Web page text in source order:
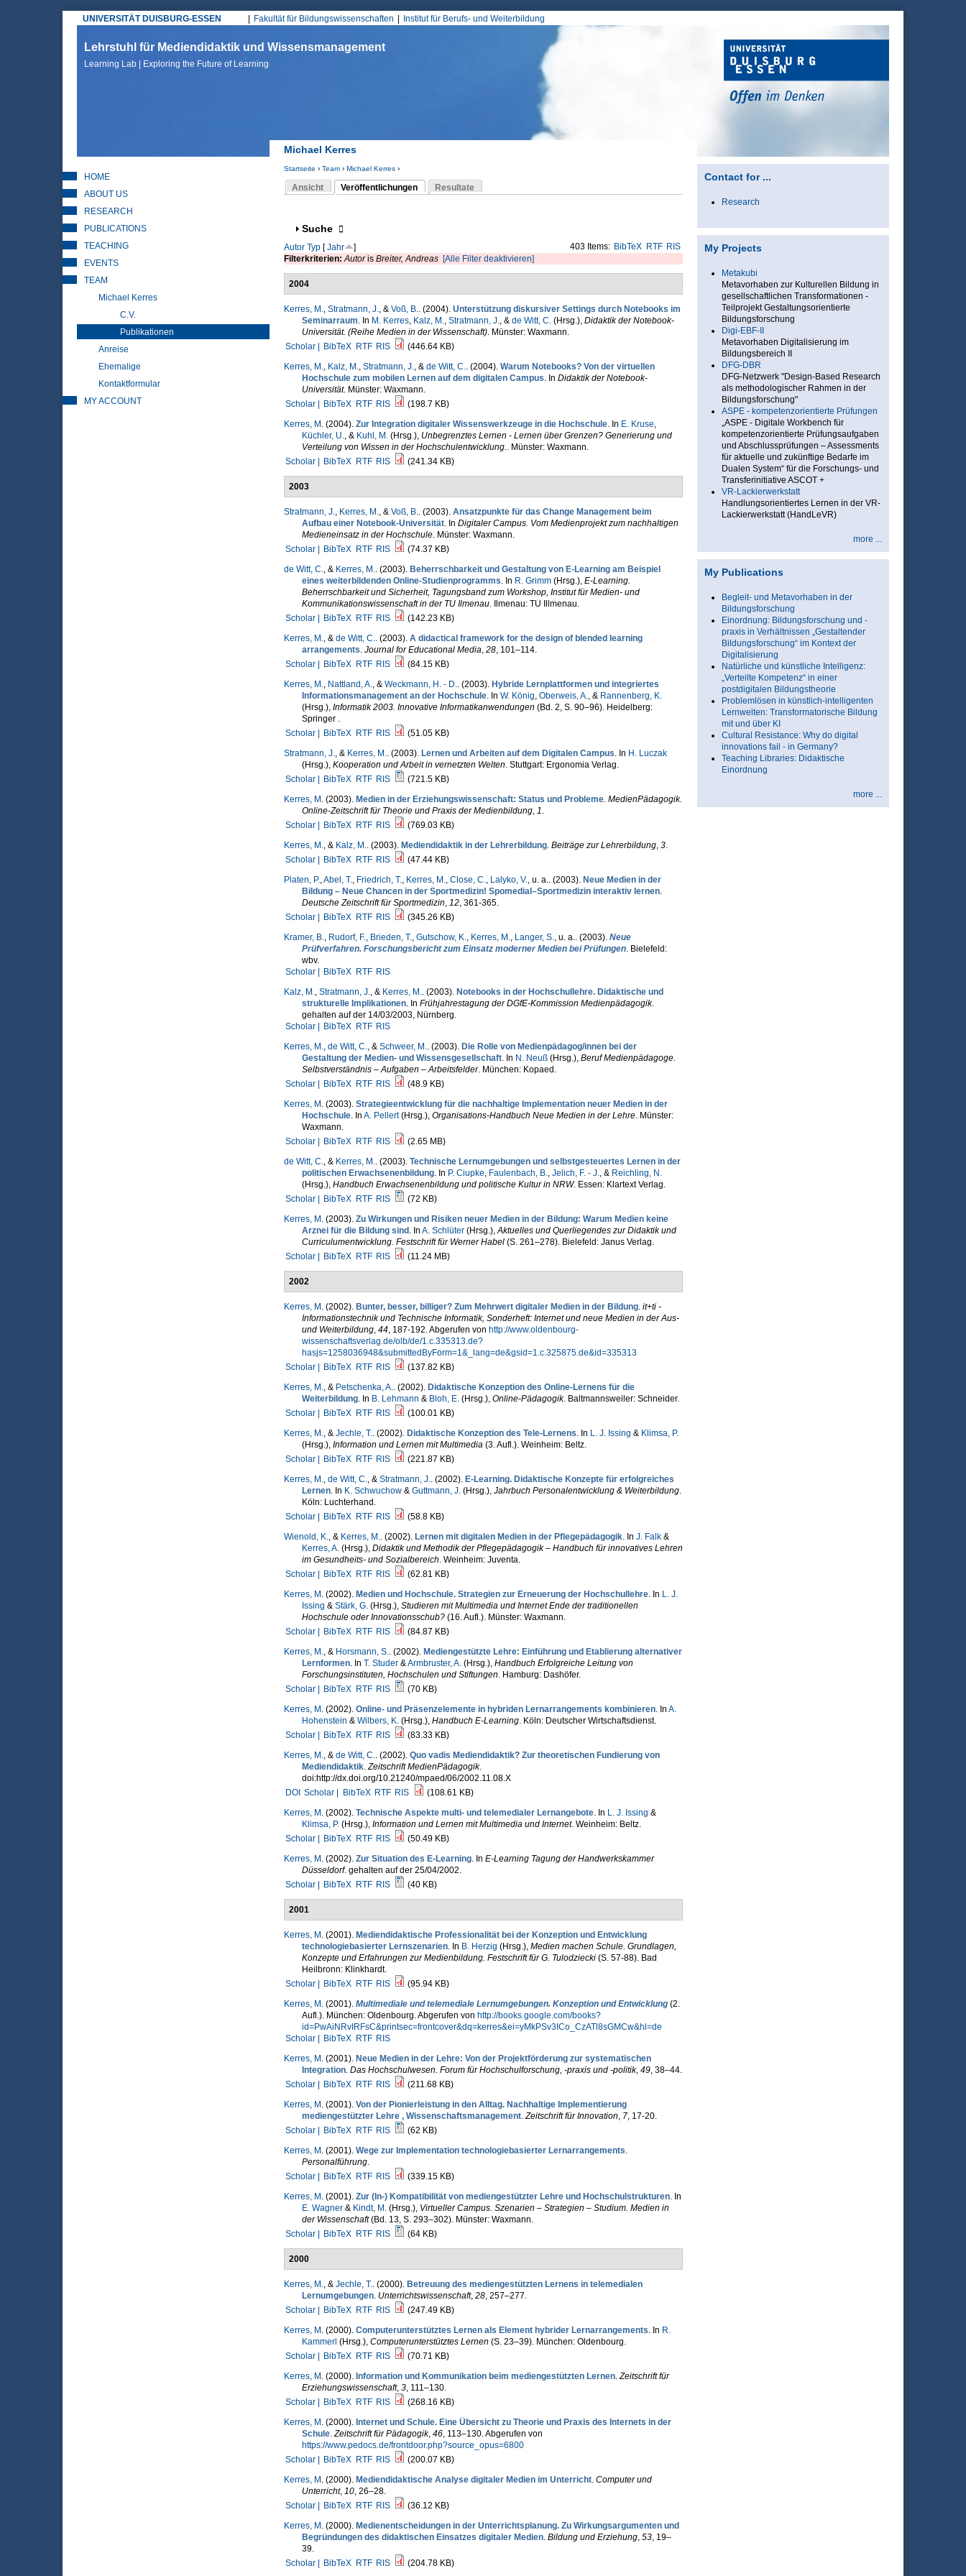
UNIVERSITÄT DUISBURG-ESSEN
Hauptmenü
Fakultät für Bildungswissenschaften Institut für Berufs- und Weiterbildung
Lehrstuhl für Mediendidaktik und Wissensmanagement
Learning Lab | Exploring the Future of Learning
Michael Kerres
Sie sind hier
Startseite › Team› Michael Kerres›
Ansicht
Veröffentlichungen
(aktiver Reiter)
Resultate
Anzeigen
Suche
403 Items: BibTeX RTF RIS
Autor Typ[Jahr
]
Filterkriterien:Autoris Breiter, Andreas [Alle Filter deaktivieren]
2004
Kerres, M., Stratmann, J., & Voß, B.. (2004). Unterstützung diskursiver Settings durch Notebooks im
Seminarraum. In M. Kerres, Kalz, M., Stratmann, J., & de Witt, C.(Hrsg.), Didaktik der Notebook-
Universität. (Reihe Medien in der Wissenschaft). Münster: Waxmann.
Scholar |
BibTeX RTF RIS
(446.64 KB)
Kerres, M., Kalz, M., Stratmann, J., & de Witt, C.. (2004). Warum Notebooks? Von der virtuellen
Hochschule zum mobilen Lernen auf dem digitalen Campus. In Didaktik der Notebook-
Universität. Münster: Waxmann.
Scholar |
BibTeX RTF RIS
(198.7 KB)
Kerres, M . (2004). Zur Integration digitaler Wissenswerkzeuge in die Hochschule. In E. Kruse,
Küchler, U., & Kuhl, M.(Hrsg.), Unbegrenztes Lernen - Lernen über Grenzen? Generierung und
Verteilung von Wissen in der Hochschulentwicklung.. Münster: Waxmann.
Scholar |
BibTeX RTF RIS (241.34 KB)
2003
Stratmann, J., Kerres, M., & Voß, B.. (2003). Ansatzpunkte für das Change Management beim
Aufbau einer Notebook-Universität. In Digitaler Campus. Vom Medienprojekt zum nachhaltigen
Medieneinsatz in der Hochschule. Münster: Waxmann.
Scholar |
BibTeX RTF RIS
(74.37 KB)
de Witt, C., & Kerres, M.. (2003). Beherrschbarkeit und Gestaltung von E-Learning am Beispiel
eines weiterbildenden Online-Studienprogramms. In R. Grimm(Hrsg.), E-Learning.
Beherrschbarkeit und Sicherheit, Tagungsband zum Workshop, Institut für Medien- und
Kommunikationswissenschaft in der TU Ilmenau. Ilmenau: TU Illmenau.
Scholar |
BibTeX RTF RIS
(142.23 KB)
Kerres, M., & de Witt, C.. (2003). A didactical framework for the design of blended learning
arrangements. Journal for Educational Media, 28, 101–114.
Scholar |
BibTeX RTF RIS
(84.15 KB)
Kerres, M., Nattland, A., & Weckmann, H. - D.. (2003). Hybride Lernplattformen und integriertes
Informationsmanagement an der Hochschule. In W. König, Oberweis, A., & Rannenberg, K.
(Hrsg.), Informatik 2003. Innovative Informatikanwendungen (Bd. 2, S. 90–96). Heidelberg:
Springer .
Scholar |
BibTeX RTF RIS
(51.05 KB)
Stratmann, J., & Kerres, M.. (2003). Lernen und Arbeiten auf dem Digitalen Campus. In H. Luczak
(Hrsg.), Kooperation und Arbeit in vernetzten Welten. Stuttgart: Ergonomia Verlag.
Scholar |
BibTeX RTF RIS
(721.5 KB)
Kerres, M . (2003). Medien in der Erziehungswissenschaft: Status und Probleme. MedienPädagogik.
Online-Zeitschrift für Theorie und Praxis der Medienbildung, 1.
Scholar |
BibTeX RTF RIS
(769.03 KB)
Kerres, M., & Kalz, M.. (2003). Mediendidaktik in der Lehrerbildung. Beiträge zur Lehrerbildung, 3.
Scholar |
BibTeX RTF RIS
(47.44 KB)
Platen, P.,Abel, T., Friedrich, T., Kerres, M., Close, C., Lalyko, V., u. a.. (2003). Neue Medien in der
Bildung – Neue Chancen in der Sportmedizin! Spomedial–Sportmedizin interaktiv lernen.
Deutsche Zeitschrift für Sportmedizin, 12, 361-365.
Scholar |
BibTeX RTF RIS
(345.26 KB)
Kramer, B., Rudorf, F., Brieden, T., Gutschow, K., Kerres, M., Langer, S., u. a.. (2003). Neue
Prüfverfahren. Forschungsbericht zum Einsatz moderner Medien bei Prüfungen. Bielefeld:
wbv.
Scholar |
BibTeX RTF RIS
Kalz, M., Stratmann, J., & Kerres, M.. (2003). Notebooks in der Hochschullehre. Didaktische und
strukturelle Implikationen. In Frühjahrestagung der DGfE-Kommission Medienpädagogik.
gehalten auf der 14/03/2003, Nürnberg.
Scholar |
BibTeX RTF RIS
Kerres, M., de Witt, C., & Schweer, M.. (2003). Die Rolle von Medienpädagog/innen bei der
Gestaltung der Medien- und Wissensgesellschaft. In N. Neuß(Hrsg.), Beruf Medienpädagoge.
Selbstverständnis – Aufgaben – Arbeitsfelder. München: Kopaed.
Scholar |
BibTeX RTF RIS
(48.9 KB)
Kerres, M . (2003). Strategieentwicklung für die nachhaltige Implementation neuer Medien in der
Hochschule. In A. Pellert(Hrsg.), Organisations-Handbuch Neue Medien in der Lehre. Münster:
Waxmann.
Scholar |
BibTeX RTF RIS
(2.65 MB)
de Witt, C., & Kerres, M.. (2003). Technische Lernumgebungen und selbstgesteuertes Lernen in der
politischen Erwachsenenbildung. In P. Ciupke, Faulenbach, B., Jelich, F. - J., & Reichling, N.
(Hrsg.), Handbuch Erwachsenenbildung und politische Kultur in NRW. Essen: Klartext Verlag.
Scholar |
BibTeX RTF RIS
(72 KB)
Kerres, M . (2003). Zu Wirkungen und Risiken neuer Medien in der Bildung: Warum Medien keine
Arznei für die Bildung sind . In A. Schlüter(Hrsg.),Aktuelles und Querliegendes zur Didaktik und
Curriculumentwicklung. Festschrift für Werner Habel(S. 261–278). Bielefeld: Janus Verlag.
Scholar |
BibTeX RTF RIS (11.24 MB)
2002
Kerres, M . (2002). Bunter, besser, billiger? Zum Mehrwert digitaler Medien in der Bildung. it+ti -
Informationstechnik und Technische Informatik, Sonderheft: Internet und neue Medien in der Aus-
und Weiterbildung, 44, 187-192. Abgerufen von http://www.oldenbourg-
wissenschaftsverlag.de/olb/de/1.c.335313.de?
hasjs=1258036948&submittedByForm=1&_lang=de&gsid=1.c.325875.de&id=335313
Scholar |
BibTeX RTF RIS
(137.82 KB)
Kerres, M., & Petschenka, A.. (2002). Didaktische Konzeption des Online-Lernens für die
Weiterbildung. In B. Lehmann & Bloh, E.(Hrsg.), Online-Pädagogik. Baltmannsweiler: Schneider.
Scholar |
BibTeX RTF RIS
(100.01 KB)
Kerres, M., & Jechle, T.. (2002). Didaktische Konzeption des Tele-Lernens. In L. J. Issing & Klimsa, P.
(Hrsg.), Information und Lernen mit Multimedia(3. Aufl.). Weinheim: Beltz.
Scholar |
BibTeX RTF RIS
(221.87 KB)
Kerres, M., de Witt, C., & Stratmann, J.. (2002). E-Learning. Didaktische Konzepte für erfolgreiches
Lernen. In K. Schwuchow& Guttmann, J.(Hrsg.), Jahrbuch Personalentwicklung & Weiterbildung.
Köln: Luchterhand.
Scholar |
BibTeX RTF RIS
(58.8 KB)
Wienold, K., & Kerres, M.. (2002). Lernen mit digitalen Medien in der Pflegepädagogik. In J. Falk&
Kerres, A.(Hrsg.), Didaktik und Methodik der Pflegepädagogik – Handbuch für innovatives Lehren
im Gesundheits- und Sozialbereich. Weinheim: Juventa.
Scholar |
BibTeX RTF RIS
(62.81 KB)
Kerres, M . (2002). Medien und Hochschule. Strategien zur Erneuerung der Hochschullehre. In L. J.
Issing & Stärk, G.(Hrsg.), Studieren mit Multimedia und Internet Ende der traditionellen
Hochschule oder Innovationsschub?(16. Aufl.). Münster: Waxmann.
Scholar |
BibTeX RTF RIS
(84.87 KB)
Kerres, M., & Horsmann, S.. (2002). Mediengestützte Lehre: Einführung und Etablierung alternativer
Lernformen. In T. Studer&Armbruster, A.(Hrsg.), Handbuch Erfolgreiche Leitung von
Forschungsinstituten, Hochschulen und Stiftungen. Hamburg: Dashöfer.
Scholar |
BibTeX RTF RIS
(70 KB)
Kerres, M . (2002). Online- und Präsenzelemente in hybriden Lernarrangements kombinieren. In A.
Hohenstein & Wilbers, K.(Hrsg.), Handbuch E-Learning. Köln: Deutscher Wirtschaftsdienst.
Scholar |
BibTeX RTF RIS
(83.33 KB)
Kerres, M., & de Witt, C.. (2002). Quo vadis Mediendidaktik? Zur theoretischen Fundierung von
Mediendidaktik.Zeitschrift MedienPädagogik.
doi:http://dx.doi.org/10.21240/mpaed/06/2002.11.08.X
DOI Scholar | BibTeX RTF RIS
(108.61 KB)
Kerres, M . (2002). Technische Aspekte multi- und telemedialer Lernangebote. In L. J. Issing &
Klimsa, P.(Hrsg.), Information und Lernen mit Multimedia und Internet. Weinheim: Beltz.
Scholar |
BibTeX RTF RIS
(50.49 KB)
Kerres, M . (2002). Zur Situation des E-Learning. In E-Learning Tagung der Handwerkskammer
Düsseldorf. gehalten auf der 25/04/2002.
Scholar |
BibTeX RTF RIS (40 KB)
2001
Kerres, M . (2001). Mediendidaktische Professionalität bei der Konzeption und Entwicklung
technologiebasierter Lernszenarien. In B. Herzig (Hrsg.), Medien machen Schule. Grundlagen,
Konzepte und Erfahrungen zur Medienbildung. Festschrift für G. Tulodziecki(S. 57-88). Bad
Heilbronn: Klinkhardt.
Scholar |
BibTeX RTF RIS
(95.94 KB)
Kerres, M . (2001). Multimediale und telemediale Lernumgebungen. Konzeption und Entwicklung(2.
Aufl.). München: Oldenbourg. Abgerufen von http://books.google.com/books?
id=PwAiNRvIRFsC&printsec=frontcover&dq=kerres&ei=yMkPSv3ICo_CzATl8sGMCw&hl=de
Scholar |
BibTeX RTF RIS
Kerres, M . (2001). Neue Medien in der Lehre: Von der Projektförderung zur systematischen
Integration. Das Hochschulwesen. Forum für Hochschulforschung, -praxis und -politik, 49, 38–44.
Scholar |
BibTeX RTF RIS
(211.68 KB)
Kerres, M . (2001). Von der Pionierleistung in den Alltag. Nachhaltige Implementierung
mediengestützter Lehre , Wissenschaftsmanagement.Zeitschrift für Innovation, 7, 17-20.
Scholar |
BibTeX RTF RIS
(62 KB)
Kerres, M . (2001). Wege zur Implementation technologiebasierter Lernarrangements.
Personalführung.
Scholar |
BibTeX RTF RIS
(339.15 KB)
Kerres, M . (2001). Zur (In-) Kompatibilität von mediengestützter Lehre und Hochschulstrukturen. In
E. Wagner& Kindt, M.(Hrsg.), Virtueller Campus. Szenarien – Strategien – Studium. Medien in
der Wissenschaft(Bd. 13, S. 293–302). Münster: Waxmann.
Scholar |
BibTeX RTF RIS (64 KB)
2000
Kerres, M., & Jechle, T.. (2000). Betreuung des mediengestützten Lernens in telemedialen
Lernumgebungen. Unterrichtswissenschaft, 28, 257–277.
Scholar |
BibTeX RTF RIS
(247.49 KB)
Kerres, M . (2000). Computerunterstütztes Lernen als Element hybrider Lernarrangements. In R.
Kammerl (Hrsg.), Computerunterstütztes Lernen (S. 23–39). München: Oldenbourg.
Scholar |
BibTeX RTF RIS
(70.71 KB)
Kerres, M . (2000). Information und Kommunikation beim mediengestützten Lernen.Zeitschrift für
Erziehungswissenschaft, 3, 111–130.
Scholar |
BibTeX RTF RIS
(268.16 KB)
Kerres, M . (2000). Internet und Schule. Eine Übersicht zu Theorie und Praxis des Internets in der
Schule.Zeitschrift für Pädagogik, 46, 113–130. Abgerufen von
https://www.pedocs.de/frontdoor.php?source_opus=6800
Scholar |
BibTeX RTF RIS
(200.07 KB)
Kerres, M . (2000). Mediendidaktische Analyse digitaler Medien im Unterricht. Computer und
Unterricht, 10, 26–28.
Scholar |
BibTeX RTF RIS
(36.12 KB)
Kerres, M . (2000). Medienentscheidungen in der Unterrichtsplanung. Zu Wirkungsargumenten und
Begründungen des didaktischen Einsatzes digitaler Medien. Bildung und Erziehung, 53, 19–
39.
Scholar |
BibTeX RTF RIS (204.78 KB)
HOME
ABOUT US
RESEARCH
PUBLICATIONS
TEACHING
EVENTS
TEAM
Michael Kerres
C.V.
Publikationen
Anreise
Ehemalige
Kontaktformular
MY ACCOUNT
Contact for ...
Research
My Projects
Metakubi
Metavorhaben zur Kulturellen Bildung in
gesellschaftlichen Transformationen -
Teilprojekt Gestaltungsorientierte
Bildungsforschung
Digi-EBF-II
Metavorhaben Digitalisierung im
Bildungsbereich II
DFG-DBR
DFG-Netzwerk "Design-Based Research
als methodologischer Rahmen in der
Bildungsforschung"
ASPE - kompetenzorientierte Prüfungen
„ASPE - Digitale Workbench für
kompetenzorientierte Prüfungsaufgaben
und Abschlussprüfungen – Assessments
für aktuelle und zukünftige Bedarfe im
Dualen System“ für die Forschungs- und
Transferinitiative ASCOT +
VR-Lackierwerkstatt
Handlungsorientiertes Lernen in der VR-
Lackierwerkstatt (HandLeVR)
more ...
My Publications
Begleit- und Metavorhaben in der
Bildungsforschung
Einordnung: Bildungsforschung und -
praxis in Verhältnissen „Gestaltender
Bildungsforschung“ im Kontext der
Digitalisierung
Natürliche und künstliche Intelligenz:
„Verteilte Kompetenz“ in einer
postdigitalen Bildungstheorie
Problemlösen in künstlich-intelligenten
Lernwelten: Transformatorische Bildung
mit und über KI
Cultural Resistance: Why do digital
innovations fail - in Germany?
Teaching Libraries: Didaktische
Einordnung
more ...